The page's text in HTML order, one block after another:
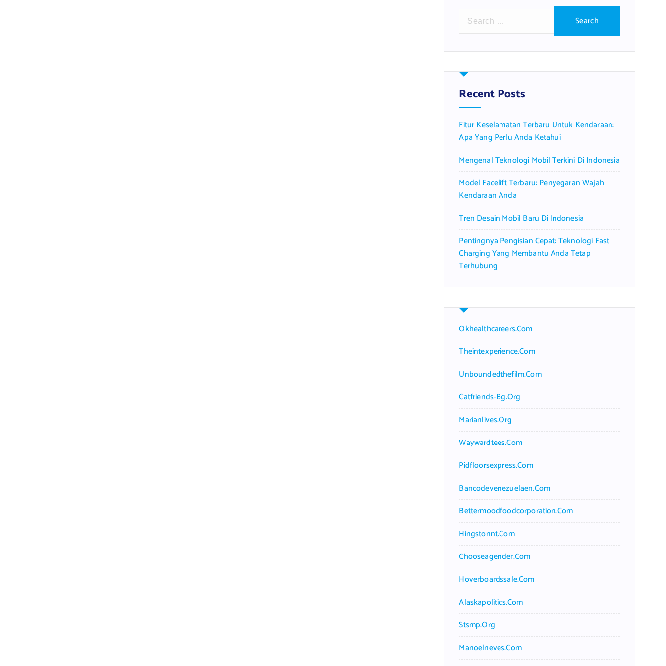
r
h
f
o
:
Recent Posts
Fitur Keselamatan Terbaru Untuk Kendaraan:
Apa Yang Perlu Anda Ketahui
Mengenal Teknologi Mobil Terkini Di Indonesia
Model Facelift Terbaru: Penyegaran Wajah
Kendaraan Anda
Tren Desain Mobil Baru Di Indonesia
Pentingnya Pengisian Cepat: Teknologi Fast
Charging Yang Membantu Anda Tetap
Terhubung
Okhealthcareers.com
Theintexperience.com
Unboundedthefilm.com
Catfriends-Bg.org
Marianlives.org
Waywardtees.com
Pidfloorsexpress.com
Bancodevenezuelaen.com
Bettermoodfoodcorporation.com
Hingstonnt.com
Chooseagender.com
Hoverboardssale.com
Alaskapolitics.com
Stsmp.org
Manoelneves.com